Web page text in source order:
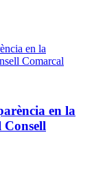
en la
Consell